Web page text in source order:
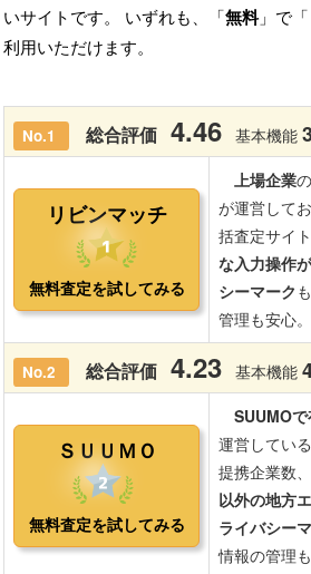
いサイトです。 いずれも、「無料」で「
利用いただけます。